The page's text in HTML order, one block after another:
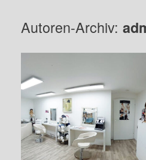
Autoren-Archiv: